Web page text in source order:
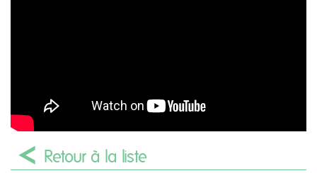
Retour à la liste